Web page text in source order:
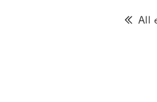
All